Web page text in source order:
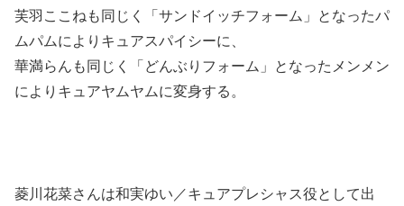
芙羽ここねも同じく「サンドイッチフォーム」となったパ
ムパムによりキュアスパイシーに、
華満らんも同じく「どんぶりフォーム」となったメンメン
によりキュアヤムヤムに変身する。
菱川花菜さんは和実ゆい／キュアプレシャス役として出